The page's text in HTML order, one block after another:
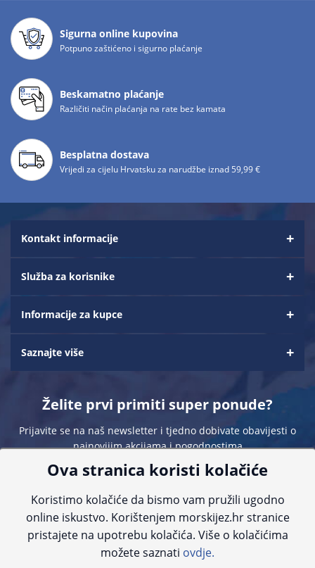
Sigurna online kupovina
Potpuno zaštićeno i sigurno plaćanje
Beskamatno plaćanje
Različiti način plaćanja na rate bez kamata
Besplatna dostava
Vrijedi za cijelu Hrvatsku za narudžbe iznad 59,99 €
Kontakt informacije
Služba za korisnike
Informacije za kupce
Saznajte više
Želite prvi primiti super ponude?
Prijavite se na naš newsletter i tjedno dobivate obavijesti o
najnovijim akcijama i pogodnostima
Sve navedene cijene sadrže PDV. Pokušavamo osigurati što preciznije
informacije, ali zbog tehnoloških ograničenja ne možemo garantirati potpunu
Ova stranica koristi kolačiće
Koristimo kolačiće da bismo vam pružili ugodno
online iskustvo. Korištenjem morskijez.hr stranice
pristajete na upotrebu kolačića. Više o kolačićima
možete saznati ovdje.